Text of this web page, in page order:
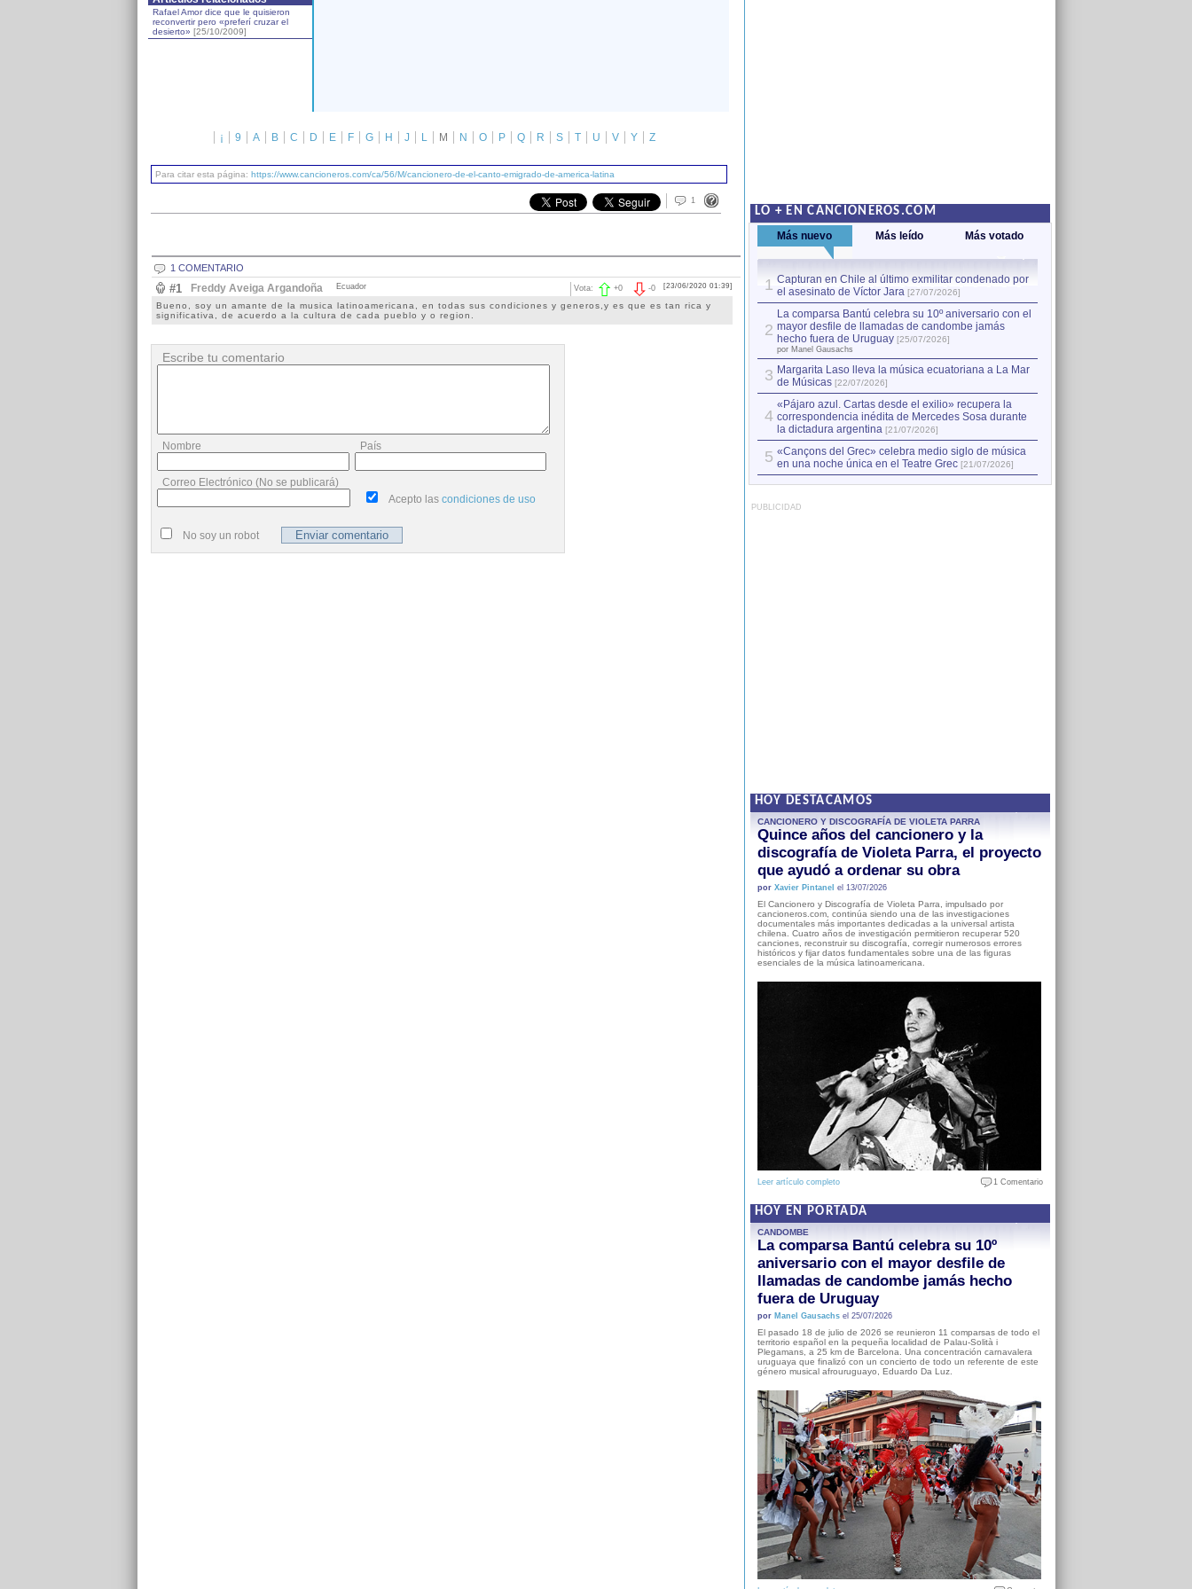
Rafael Amor dice que le quisieron
reconvertir pero «preferí cruzar el
desierto» [25/10/2009]
¡ 9 A B C D E F G H J L M N O P Q R S T U V Y Z
Para citar esta página: https://www.cancioneros.com/ca/56/M/cancionero-de-el-canto-emigrado-de-america-latina
1
1 COMENTARIO
#1 Freddy Aveiga Argandoña Ecuador [23/06/2020 01:39]
-0
Vota: +0
Bueno, soy un amante de la musica latinoamericana, en todas sus condiciones y generos,y es que es tan rica y
significativa, de acuerdo a la cultura de cada pueblo y o region.
Escribe tu comentario
Nombre País
Correo Electrónico (No se publicará)
Acepto las condiciones de uso
No soy un robot
LO + EN CANCIONEROS.COM
Más nuevo Más leído Más votado
1 Capturan en Chile al último exmilitar condenado por
el asesinato de Víctor Jara [27/07/2026]
2
La comparsa Bantú celebra su 10º aniversario con el
mayor desfile de llamadas de candombe jamás
hecho fuera de Uruguay [25/07/2026]
por Manel Gausachs
3 Margarita Laso lleva la música ecuatoriana a La Mar
de Músicas [22/07/2026]
4
«Pájaro azul. Cartas desde el exilio» recupera la
correspondencia inédita de Mercedes Sosa durante
la dictadura argentina [21/07/2026]
5 «Cançons del Grec» celebra medio siglo de música
en una noche única en el Teatre Grec [21/07/2026]
PUBLICIDAD
HOY DESTACAMOS
CANCIONERO Y DISCOGRAFÍA DE VIOLETA PARRA
Quince años del cancionero y la
discografía de Violeta Parra, el proyecto
que ayudó a ordenar su obra
por Xavier Pintanel el 13/07/2026
El Cancionero y Discografía de Violeta Parra, impulsado por
cancioneros.com, continúa siendo una de las investigaciones
documentales más importantes dedicadas a la universal artista
chilena. Cuatro años de investigación permitieron recuperar 520
canciones, reconstruir su discografía, corregir numerosos errores
históricos y fijar datos fundamentales sobre una de las figuras
esenciales de la música latinoamericana.
Leer artículo completo 1 Comentario
HOY EN PORTADA
CANDOMBE
La comparsa Bantú celebra su 10º
aniversario con el mayor desfile de
llamadas de candombe jamás hecho
fuera de Uruguay
por Manel Gausachsel 25/07/2026
El pasado 18 de julio de 2026 se reunieron 11 comparsas de todo el
territorio español en la pequeña localidad de Palau-Solità i
Plegamans, a 25 km de Barcelona. Una concentración carnavalera
uruguaya que finalizó con un concierto de todo un referente de este
género musical afrouruguayo, Eduardo Da Luz.